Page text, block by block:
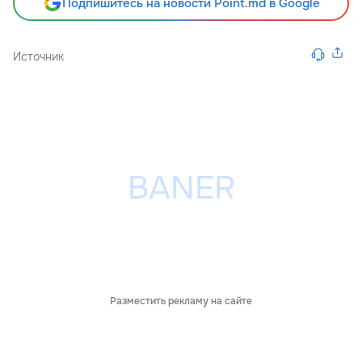
Источник
Разместить рекламу на сайте